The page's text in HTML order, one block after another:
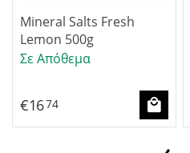
Mineral Salts Fresh
Lemon 500g
Σε Απόθεμα
€1674